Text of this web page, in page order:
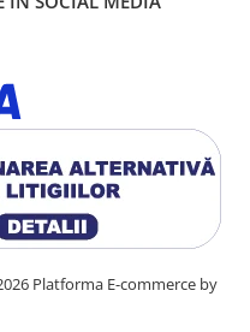
Platforma E-commerce by